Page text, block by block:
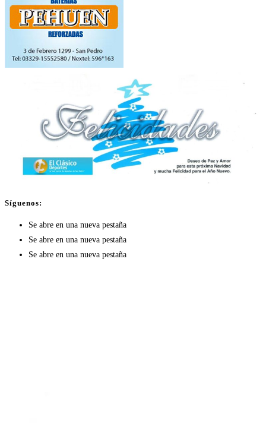
Síguenos:
Se abre en una nueva pestaña
Se abre en una nueva pestaña
Se abre en una nueva pestaña